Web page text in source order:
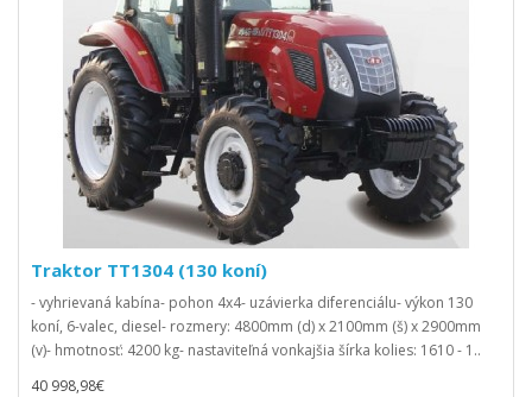
Traktor TT1304 (130 koní)
- vyhrievaná kabína- pohon 4x4- uzávierka diferenciálu- výkon 130
koní, 6-valec, diesel- rozmery: 4800mm (d) x 2100mm (š) x 2900mm
(v)- hmotnosť: 4200 kg- nastaviteľná vonkajšia šírka kolies: 1610 - 1..
40 998,98€